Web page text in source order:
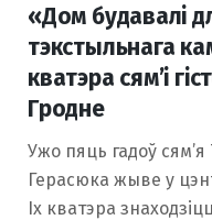
«Дом будавалі
тэкстыльнага
кватэра сям’і
Гродне
Ужо пяць гадоў
Герасюка жыве у
Іх кватэра